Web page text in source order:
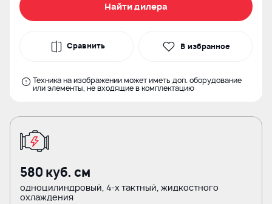
Найти дилера
Сравнить В избранное
Техника на изображении может иметь доп. оборудование
или элементы, не входящие в комплектацию
580 куб. см
одноцилиндровый, 4-х тактный, жидкостного
охлаждения